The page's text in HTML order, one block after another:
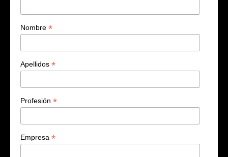
Nombre *
Apellidos *
Profesión *
Empresa *